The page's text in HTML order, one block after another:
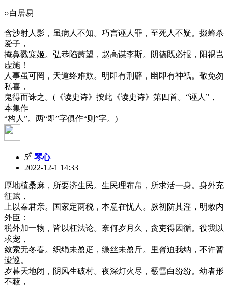
○白居易
含沙射人影，虽病人不知。巧言诬人罪，至死人不疑。掇蜂杀
爱子，
掩鼻戮宠姬。弘恭陷萧望，赵高谋李斯。阴德既必报，阳祸岂
虚施！
人事虽可罔，天道终难欺。明即有刑辟，幽即有神祇。敬免勿
私喜，
鬼得而诛之。(《读史诗》按此《读史诗》第四首。“诬人”，
本集作
“构人”。两“即”字俱作“则”字。)
5# 琴心
2022-12-1 14:33
厚地植桑麻，所要济生民。生民理布帛，所求活一身。身外充
征赋，
上以奉君亲。国家定两税，本意在忧人。厥初防其淫，明敕内
外臣：
税外加一物，皆以枉法论。奈何岁月久，贪吏得因循。役我以
求宠，
敛索无冬春。织绢未盈疋，缲丝未盈斤。里胥迫我纳，不许暂
逡巡。
岁暮天地闭，阴风生破村。夜深灯火尽，霰雪白纷纷。幼者形
不蔽，